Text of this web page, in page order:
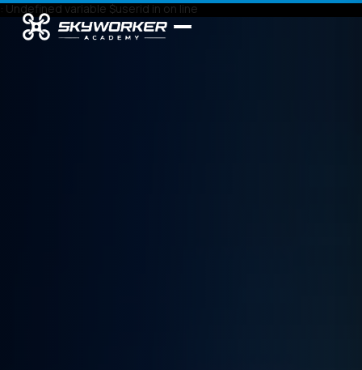
: Undefined variable $userid inon line